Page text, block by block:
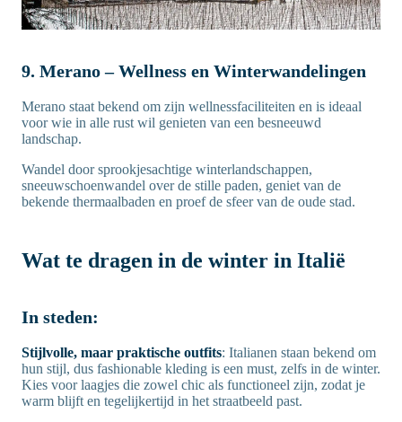
9. Merano – Wellness en Winterwandelingen
Merano staat bekend om zijn wellnessfaciliteiten en is ideaal
voor wie in alle rust wil genieten van een besneeuwd
landschap.
Wandel door sprookjesachtige winterlandschappen,
sneeuwschoenwandel over de stille paden, geniet van de
bekende thermaalbaden en proef de sfeer van de oude stad.
Wat te dragen in de winter in Italië
In steden:
Stijlvolle, maar praktische outfits: Italianen staan bekend om
hun stijl, dus fashionable kleding is een must, zelfs in de winter.
Kies voor laagjes die zowel chic als functioneel zijn, zodat je
warm blijft en tegelijkertijd in het straatbeeld past.